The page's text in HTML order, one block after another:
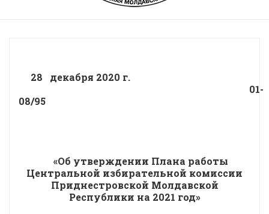
28 декабря 2020 г.
01-
08/95
«Об утверждении Плана работы
Центральной избирательной комиссии
Приднестровской Молдавской
Республики на 2021 год»